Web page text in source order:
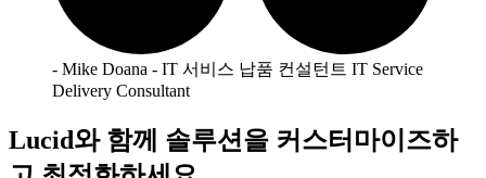
- Mike Doana - IT 서비스 납품 컨설턴트 IT Service
Delivery Consultant
Lucid와 함께 솔루션을 커스터마이즈하